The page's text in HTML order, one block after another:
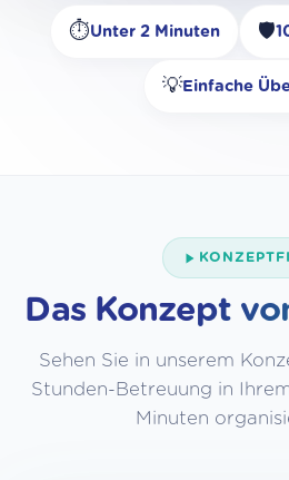
⏱️Unter 2 Minuten 🛡️
💡Einfache
Das Konzept
Sehen Sie in unserem
Stunden-Betreuung in
Minuten